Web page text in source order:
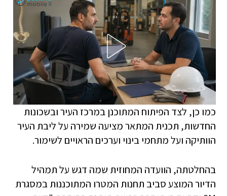
כמו כן, לצד הפיתוח המתוכנן במרכז העיר ובשכונות
החדשות, תכנית המתאר מציעה שמירה על ליבת העיר
הוותיקה ועל מתחמי בינוי וערכים הראויים לשימור.
בהחלטתה, הוועדה המחוזית שמה דגש על תמהיל
הדיור המוצע סביב תחנות המטרו המתוכננות במסגרת